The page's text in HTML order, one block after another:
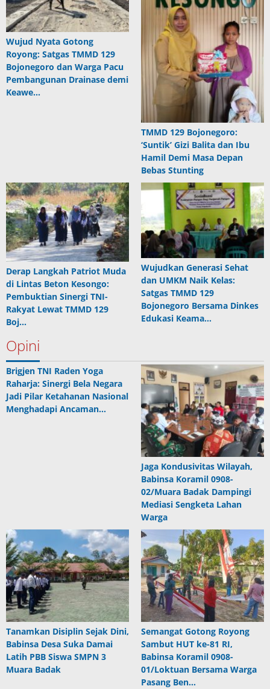
Wujud Nyata Gotong
Royong: Satgas TMMD 129
Bojonegoro dan Warga Pacu
Pembangunan Drainase demi
Keawe…
TMMD 129 Bojonegoro:
‘Suntik’ Gizi Balita dan Ibu
Hamil Demi Masa Depan
Bebas Stunting
Derap Langkah Patriot Muda
di Lintas Beton Kesongo:
Pembuktian Sinergi TNI-
Rakyat Lewat TMMD 129
Boj…
Wujudkan Generasi Sehat
dan UMKM Naik Kelas:
Satgas TMMD 129
Bojonegoro Bersama Dinkes
Edukasi Keama…
Opini
Brigjen TNI Raden Yoga
Raharja: Sinergi Bela Negara
Jadi Pilar Ketahanan Nasional
Menghadapi Ancaman…
Jaga Kondusivitas Wilayah,
Babinsa Koramil 0908-
02/Muara Badak Dampingi
Mediasi Sengketa Lahan
Warga
Tanamkan Disiplin Sejak Dini,
Babinsa Desa Suka Damai
Latih PBB Siswa SMPN 3
Muara Badak
Semangat Gotong Royong
Sambut HUT ke-81 RI,
Babinsa Koramil 0908-
01/Loktuan Bersama Warga
Pasang Ben…